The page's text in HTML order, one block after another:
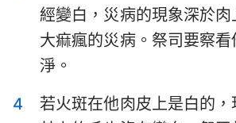
以賽亞書 耶利米
耶利米哀歌 以西結
約珥書 阿摩司
經變白，災病的現象深於
大痲瘋的災病。祭司要察
淨。
4
若火斑在他肉皮上是白的，